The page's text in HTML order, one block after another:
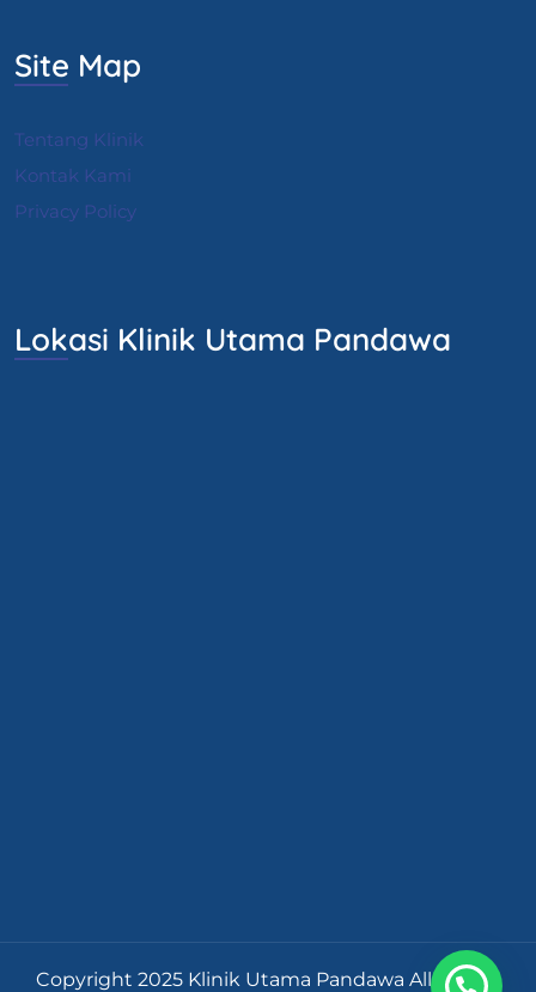
Site Map
Tentang Klinik
Kontak Kami
Privacy Policy
Lokasi Klinik Utama Pandawa
Copyright 2025 Klinik Utama Pandawa All Rights